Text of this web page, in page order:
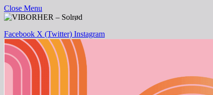
Close Menu
Facebook X (Twitter) Instagram